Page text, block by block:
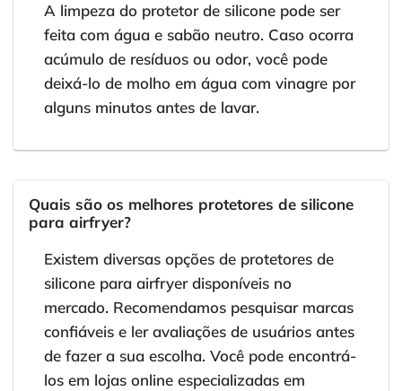
A limpeza do protetor de silicone pode ser
feita com água e sabão neutro. Caso ocorra
acúmulo de resíduos ou odor, você pode
deixá-lo de molho em água com vinagre por
alguns minutos antes de lavar.
Quais são os melhores protetores de silicone
para airfryer?
Existem diversas opções de protetores de
silicone para airfryer disponíveis no
mercado. Recomendamos pesquisar marcas
confiáveis e ler avaliações de usuários antes
de fazer a sua escolha. Você pode encontrá-
los em lojas online especializadas em